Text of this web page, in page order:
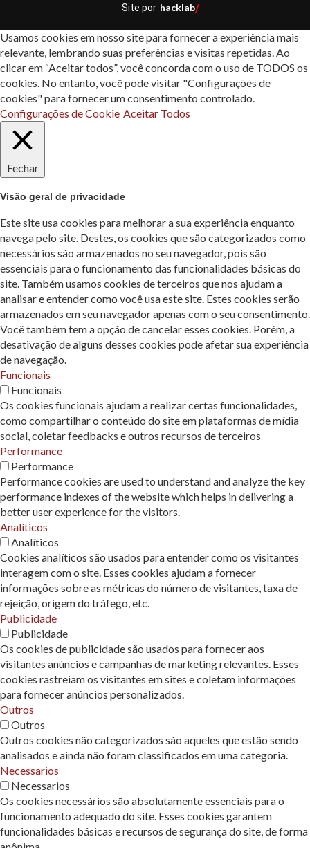
Site por hacklab/
Usamos cookies em nosso site para fornecer a experiência mais
relevante, lembrando suas preferências e visitas repetidas. Ao
clicar em “Aceitar todos”, você concorda com o uso de TODOS os
cookies. No entanto, você pode visitar "Configurações de
cookies" para fornecer um consentimento controlado.
Configurações de Cookie Aceitar Todos
Fechar
Visão geral de privacidade
Este site usa cookies para melhorar a sua experiência enquanto
navega pelo site. Destes, os cookies que são categorizados como
necessários são armazenados no seu navegador, pois são
essenciais para o funcionamento das funcionalidades básicas do
site. Também usamos cookies de terceiros que nos ajudam a
analisar e entender como você usa este site. Estes cookies serão
armazenados em seu navegador apenas com o seu consentimento.
Você também tem a opção de cancelar esses cookies. Porém, a
desativação de alguns desses cookies pode afetar sua experiência
de navegação.
Funcionais
Funcionais
Os cookies funcionais ajudam a realizar certas funcionalidades,
como compartilhar o conteúdo do site em plataformas de mídia
social, coletar feedbacks e outros recursos de terceiros
Performance
Performance
Performance cookies are used to understand and analyze the key
performance indexes of the website which helps in delivering a
better user experience for the visitors.
Analíticos
Analíticos
Cookies analíticos são usados ​​para entender como os visitantes
interagem com o site. Esses cookies ajudam a fornecer
informações sobre as métricas do número de visitantes, taxa de
rejeição, origem do tráfego, etc.
Publicidade
Publicidade
Os cookies de publicidade são usados ​​para fornecer aos
visitantes anúncios e campanhas de marketing relevantes. Esses
cookies rastreiam os visitantes em sites e coletam informações
para fornecer anúncios personalizados.
Outros
Outros
Outros cookies não categorizados são aqueles que estão sendo
analisados ​​e ainda não foram classificados em uma categoria.
Necessarios
Necessarios
Os cookies necessários são absolutamente essenciais para o
funcionamento adequado do site. Esses cookies garantem
funcionalidades básicas e recursos de segurança do site, de forma